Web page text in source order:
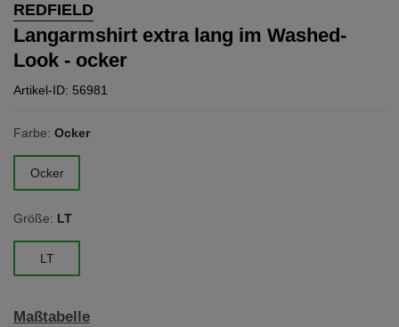
REDFIELD
Langarmshirt extra lang im Washed-
Look - ocker
Artikel-ID: 56981
Farbe: Ocker
Ocker
Größe: LT
LT
Maßtabelle